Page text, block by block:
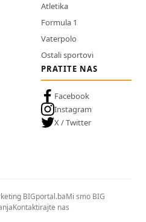
Atletika
Formula 1
Vaterpolo
Ostali sportovi
PRATITE NAS
Facebook
Instagram
X / Twitter
BIGportal.baMi smo BIG
Kontaktirajte nas